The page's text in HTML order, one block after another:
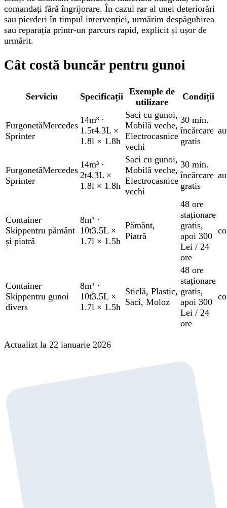
comandați fără îngrijorare. În cazul rar al unei deteriorări
sau pierderi în timpul intervenției, urmărim despăgubirea
sau reparația printr-un parcurs rapid, explicit și ușor de
urmărit.
Cât costă buncăr pentru gunoi
Serviciu Specificații
Exemple de
utilizare
Condiții
FurgonetăMercedes
Sprinter
14m³ ·
1.5t4.3L ×
1.8l × 1.8h
Saci cu gunoi,
Mobilă veche,
Electrocasnice
vechi
30 min.
încărcare
gratis
FurgonetăMercedes
Sprinter
14m³ ·
2t4.3L ×
1.8l × 1.8h
Saci cu gunoi,
Mobilă veche,
Electrocasnice
vechi
30 min.
încărcare
gratis
Container
Skippentru pământ
și piatră
8m³ ·
10t3.5L ×
1.7l × 1.5h
Pământ,
Piatră
48 ore
staționare
gratis,
apoi 300
Lei / 24
ore
Container
Skippentru gunoi
divers
8m³ ·
10t3.5L ×
1.7l × 1.5h
Sticlă, Plastic,
Saci, Moloz
48 ore
staționare
gratis,
apoi 300
Lei / 24
ore
Actualizt la 22 ianuarie 2026